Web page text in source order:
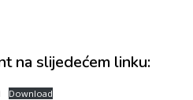
na slijedećem linku:
Download